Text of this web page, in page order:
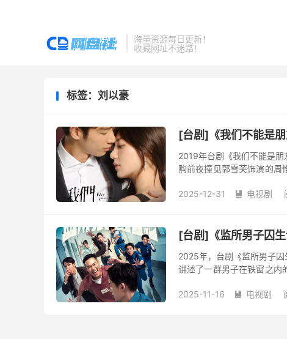
海量资源每日更新！
收藏网址不迷路！
标签：刘以豪
[台剧]《我们不能是
2019年台剧《我们不能是
购前夜撞见郭雪芙饰演的
2025-12-31  电视剧
[台剧]《监所男子囚
2025年，台剧《监所男子囚
讲述了一群男子在铁窗之内
2025-11-16  电视剧